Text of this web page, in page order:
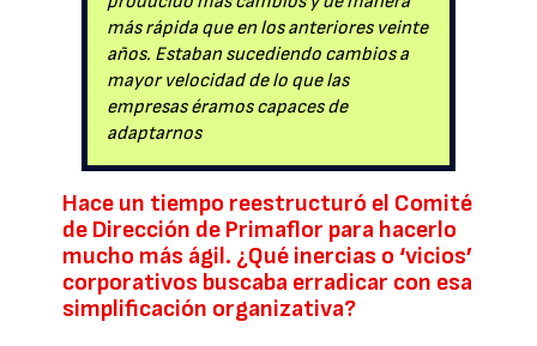
más rápida que en los anteriores veinte
años. Estaban sucediendo cambios a
mayor velocidad de lo que las
empresas éramos capaces de
adaptarnos
Hace un tiempo reestructuró el Comité
de Dirección de Primaflor para hacerlo
mucho más ágil. ¿Qué inercias o ‘vicios’
corporativos buscaba erradicar con esa
simplificación organizativa?